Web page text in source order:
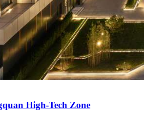
High-Tech Zone